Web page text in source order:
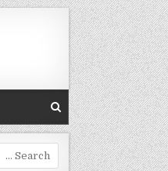
Skip to content
Search for: